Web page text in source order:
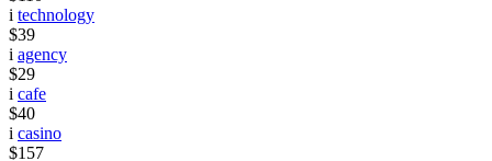
i technology
$39
i agency
$29
i cafe
$40
i casino
$157